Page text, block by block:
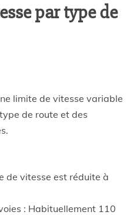
par type de
limite de vitesse variable
de route et des
de vitesse est réduite à
: Habituellement 110